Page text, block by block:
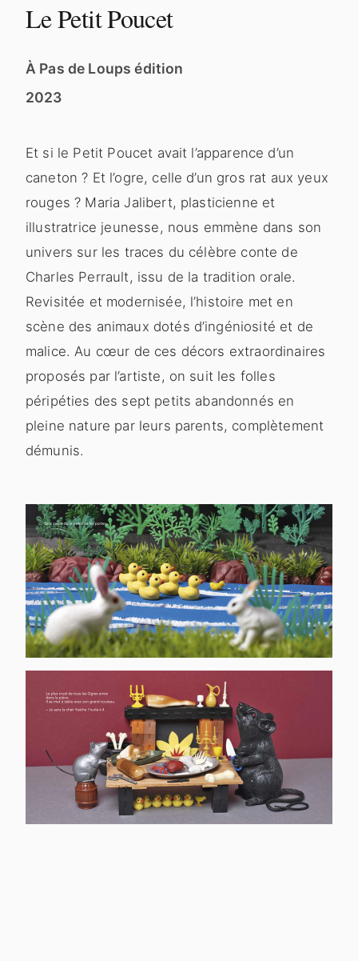
Le Petit Poucet
À Pas de Loups édition
2023
Et si le Petit Poucet avait l’apparence d’un
caneton ? Et l’ogre, celle d’un gros rat aux yeux
rouges ? Maria Jalibert, plasticienne et
illustratrice jeunesse, nous emmène dans son
univers sur les traces du célèbre conte de
Charles Perrault, issu de la tradition orale.
Revisitée et modernisée, l’histoire met en
scène des animaux dotés d’ingéniosité et de
malice. Au cœur de ces décors extraordinaires
proposés par l’artiste, on suit les folles
péripéties des sept petits abandonnés en
pleine nature par leurs parents, complètement
démunis.